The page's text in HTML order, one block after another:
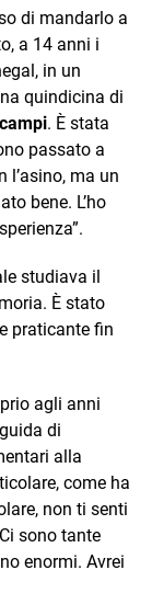
di mandarlo a
a 14 anni i
in un
quindicina di
. È stata
passato a
l’asino, ma un
bene. L’ho
studiava il
È stato
praticante fin
agli anni
di
alla
come ha
non ti senti
sono tante
enormi. Avrei